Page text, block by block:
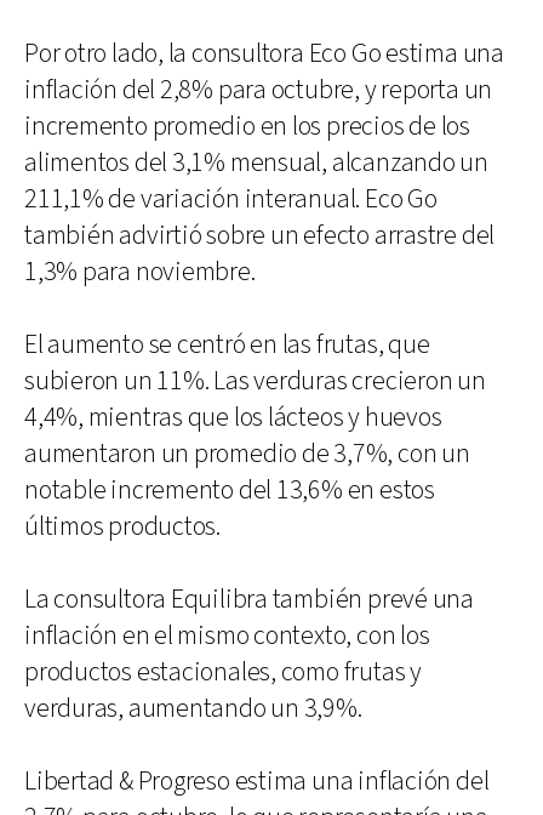
Por otro lado, la consultora Eco Go estima una
inflación del 2,8% para octubre, y reporta un
incremento promedio en los precios de los
alimentos del 3,1% mensual, alcanzando un
211,1% de variación interanual. Eco Go
también advirtió sobre un efecto arrastre del
1,3% para noviembre.
El aumento se centró en las frutas, que
subieron un 11%. Las verduras crecieron un
4,4%, mientras que los lácteos y huevos
aumentaron un promedio de 3,7%, con un
notable incremento del 13,6% en estos
últimos productos.
La consultora Equilibra también prevé una
inflación en el mismo contexto, con los
productos estacionales, como frutas y
verduras, aumentando un 3,9%.
Libertad & Progreso estima una inflación del